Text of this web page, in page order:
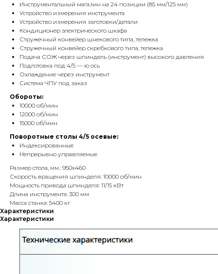
Инструментальный магазин на 24 позиции (85 мм/125 мм)
Устройство измерения инструмента
Устройство измерения заготовки/детали
Кондиционер электрического шкафа
Стружечный конвейер шнекового типа, тележка
Стружечный конвейер скребкового типа, тележка
Подача СОЖ через шпиндель (инструмент) высокого давления
Подготовка под 4/5 — ю ось
Охлаждение через инструмент
Система ЧПУ под заказ
Обороты:
10000 об/мин
12000 об/мин
15000 об/мин
Поворотные столы 4/5 осевые:
Индексированные
Непрерывно управляемые
Размер стола, мм.: 950х460
Скорость вращения шпинделя: 10000 об/мин
Мощность привода шпинделя: 11/15 кВт
Длина инструмента: 300 мм
Масса станка: 5400 кг
Характеристики
Характеристики